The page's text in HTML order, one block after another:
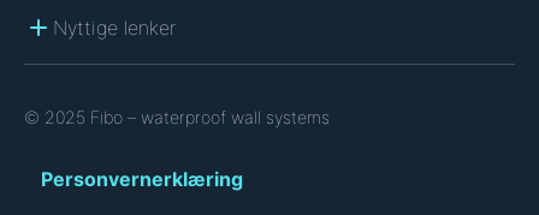
Nyttige lenker
© 2025 Fibo – waterproof wall systems
Personvernerklæring